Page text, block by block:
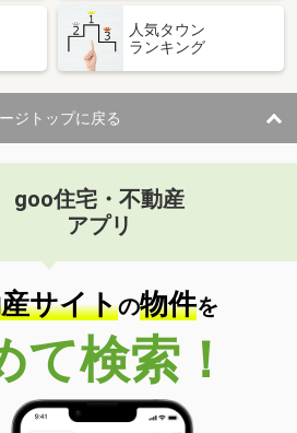
人気タウン
ランキング
ジトップに戻る
goo住宅・不動産
アプリ
サイトの物件を
て検索！